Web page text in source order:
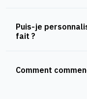
Puis-je
fait ?
Comment